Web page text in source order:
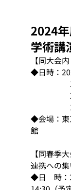
2024
学術講
【同大会
◆日時：
◆会場：東
館
【同春季
連携への集
◆日　時：